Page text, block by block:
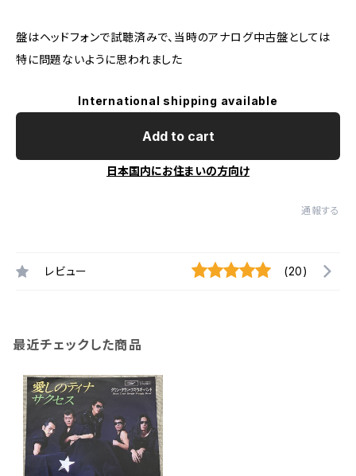
盤はヘッドフォンで試聴済みで、当時のアナログ中古盤としては
特に問題ないように思われました
International shipping available
Add to cart
日本国内にお住まいの方向け
通報する
レビュー (20)
最近チェックした商品